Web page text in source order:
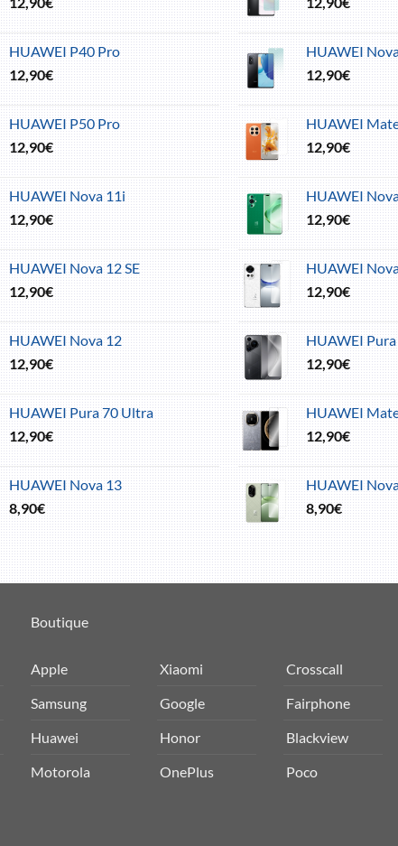
HUAWEI P40 Pro
12,90€
HUAWEI P50 Pro
12,90€
HUAWEI Nova 11i
12,90€
HUAWEI Nova 12 SE
12,90€
HUAWEI Nova 12
12,90€
HUAWEI Pura 70 Ultra
12,90€
HUAWEI Nova 13
8,90€
HUAWEI
12,90€
HUAWEI
12,90€
HUAWEI
12,90€
HUAWEI
12,90€
HUAWEI
12,90€
HUAWEI
12,90€
HUAWEI
8,90€
Boutique
Apple
Samsung
Huawei
Motorola
Xiaomi
Google
Honor
OnePlus
Crosscall
Fairphone
Blackview
Poco